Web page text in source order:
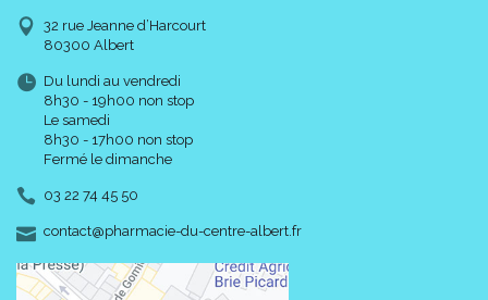
32 rue Jeanne d’Harcourt
80300 Albert
Du lundi au vendredi
8h30 - 19h00 non stop
Le samedi
8h30 - 17h00 non stop
Fermé le dimanche
03 22 74 45 50
contact-
@-
pharmacie-du-centre-albert.fr